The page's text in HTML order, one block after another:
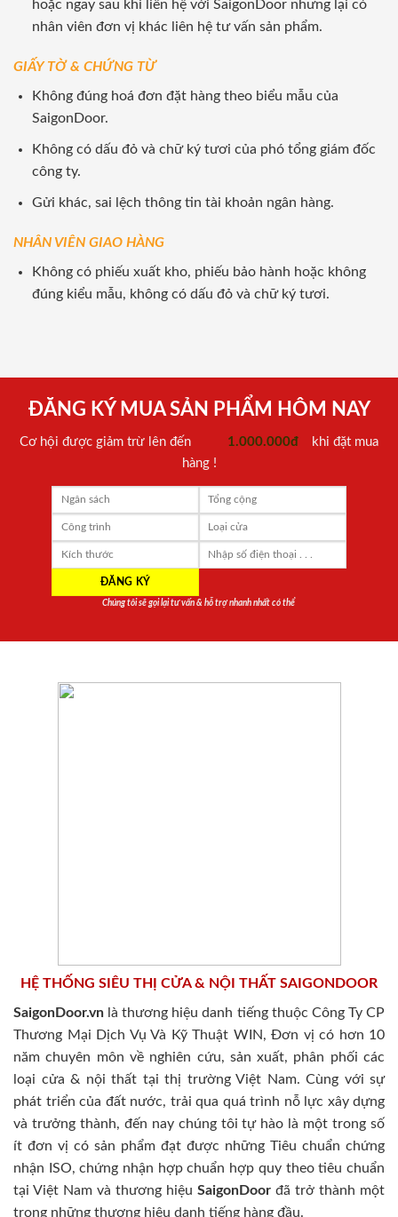
hoặc ngay sau khi liên hệ với SaigonDoor nhưng lại có
nhân viên đơn vị khác liên hệ tư vấn sản phẩm.
GIẤY TỜ & CHỨNG TỪ
Không đúng hoá đơn đặt hàng theo biểu mẫu của
SaigonDoor.
Không có dấu đỏ và chữ ký tươi của phó tổng giám đốc
công ty.
Gửi khác, sai lệch thông tin tài khoản ngân hàng.
NHÂN VIÊN GIAO HÀNG
Không có phiếu xuất kho, phiếu bảo hành hoặc không
đúng kiểu mẫu, không có dấu đỏ và chữ ký tươi.
ĐĂNG KÝ MUA SẢN PHẨM HÔM NAY
Cơ hội được giảm trừ lên đến 1.000.000đ
khi đặt mua
hàng !
Chúng tôi sẽ gọi lại tư vấn & hỗ trợ nhanh nhất có thể
HỆ THỐNG SIÊU THỊ CỬA & NỘI THẤT SAIGONDOOR
SaigonDoor.vn là thương hiệu danh tiếng thuộc Công Ty CP
Thương Mại Dịch Vụ Và Kỹ Thuật WIN, Đơn vị có hơn 10
năm chuyên môn về nghiên cứu, sản xuất, phân phối các
loại cửa & nội thất tại thị trường Việt Nam. Cùng với sự
phát triển của đất nước, trải qua quá trình nỗ lực xây dựng
và trưởng thành, đến nay chúng tôi tự hào là một trong số
ít đơn vị có sản phẩm đạt được những Tiêu chuẩn chứng
nhận ISO, chứng nhận hợp chuẩn hợp quy theo tiêu chuẩn
tại Việt Nam và thương hiệu SaigonDoor đã trở thành một
trong những thương hiệu danh tiếng hàng đầu.